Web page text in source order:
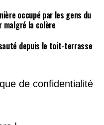
occupé par les gens du
malgré la colère
depuis le toit-terrasse
de confidentialité